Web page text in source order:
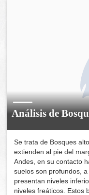
Análisis de
Se trata de Bosques
extienden al pie del
Andes, en su contacto
suelos son profundos,
presentan niveles
niveles freáticos. Estos